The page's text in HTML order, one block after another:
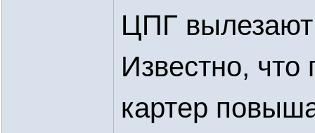
ЦПГ
Известно, что
картер